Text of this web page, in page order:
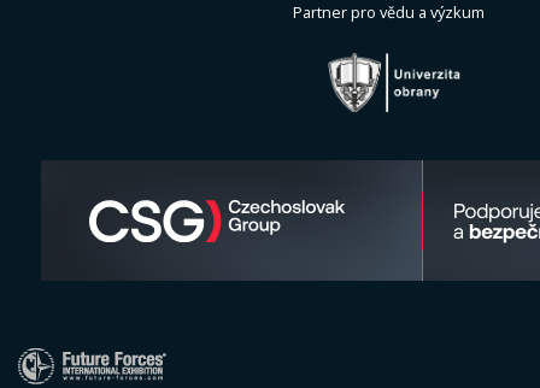
Partner pro vědu a výzkum